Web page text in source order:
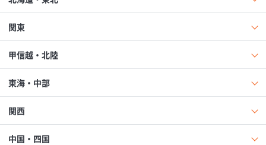
関東
甲信越・北陸
東海・中部
関西
中国・四国